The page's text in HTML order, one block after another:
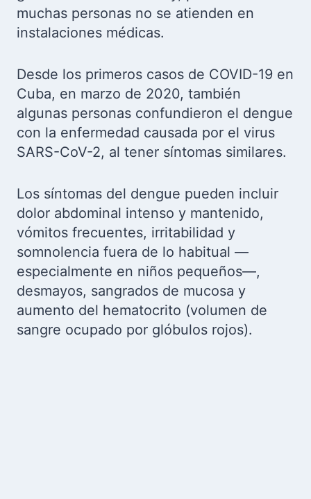
muchas personas no se atienden en
instalaciones médicas.
Desde los primeros casos de COVID-19 en
Cuba, en marzo de 2020, también
algunas personas confundieron el dengue
con la enfermedad causada por el virus
SARS-CoV-2, al tener síntomas similares.
Los síntomas del dengue pueden incluir
dolor abdominal intenso y mantenido,
vómitos frecuentes, irritabilidad y
somnolencia fuera de lo habitual —
especialmente en niños pequeños—,
desmayos, sangrados de mucosa y
aumento del hematocrito (volumen de
sangre ocupado por glóbulos rojos).